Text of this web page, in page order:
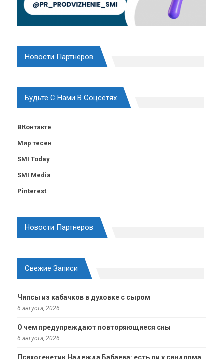
Новости Партнеров
Будьте С Нами В Соцсетях
ВКонтакте
Мир тесен
SMI Today
SMI Media
Pinterest
Новости Партнеров
Свежие Записи
Чипсы из кабачков в духовке с сыром
6 августа, 2026
О чем предупреждают повторяющиеся сны
6 августа, 2026